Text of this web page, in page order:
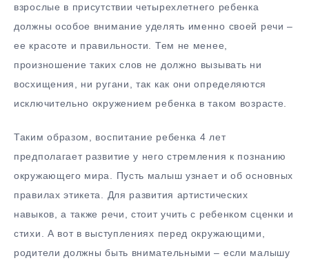
взрослые в присутствии четырехлетнего ребенка
должны особое внимание уделять именно своей речи –
ее красоте и правильности. Тем не менее,
произношение таких слов не должно вызывать ни
восхищения, ни ругани, так как они определяются
исключительно окружением ребенка в таком возрасте.
Таким образом, воспитание ребенка 4 лет
предполагает развитие у него стремления к познанию
окружающего мира. Пусть малыш узнает и об основных
правилах этикета. Для развития артистических
навыков, а также речи, стоит учить с ребенком сценки и
стихи. А вот в выступлениях перед окружающими,
родители должны быть внимательными – если малышу